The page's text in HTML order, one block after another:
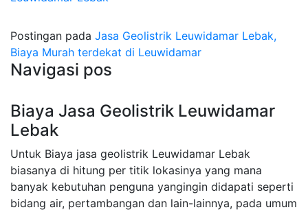
Postingan pada Jasa Geolistrik Leuwidamar Lebak,
Biaya Murah terdekat di Leuwidamar
Navigasi pos
Biaya Jasa Geolistrik Leuwidamar
Lebak
Untuk Biaya jasa geolistrik Leuwidamar Lebak
biasanya di hitung per titik lokasinya yang mana
banyak kebutuhan penguna yangingin didapati seperti
bidang air, pertambangan dan lain-lainnya, pada umum